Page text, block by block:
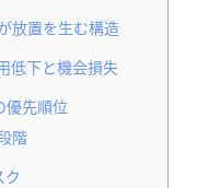
放置を生む構造
低下と機会損失
優先順位
階